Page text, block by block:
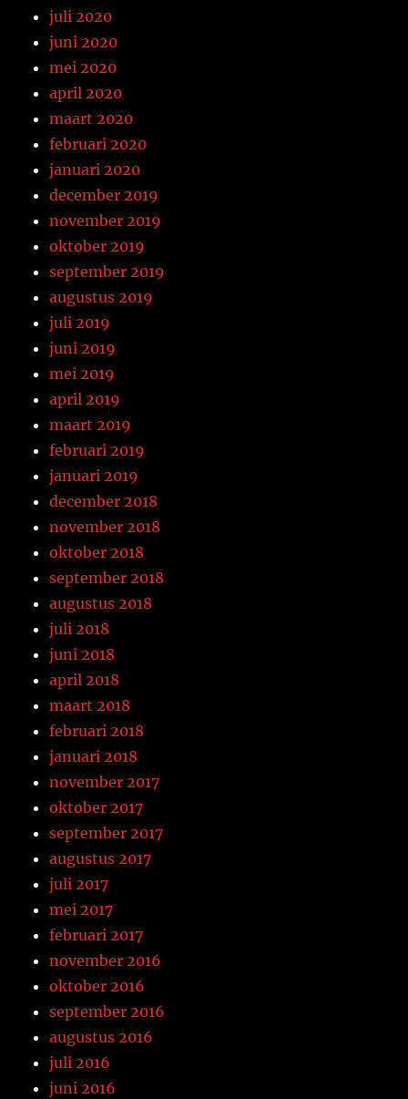
juli 2020
juni 2020
mei 2020
april 2020
maart 2020
februari 2020
januari 2020
december 2019
november 2019
oktober 2019
september 2019
augustus 2019
juli 2019
juni 2019
mei 2019
april 2019
maart 2019
februari 2019
januari 2019
december 2018
november 2018
oktober 2018
september 2018
augustus 2018
juli 2018
juni 2018
april 2018
maart 2018
februari 2018
januari 2018
november 2017
oktober 2017
september 2017
augustus 2017
juli 2017
mei 2017
februari 2017
november 2016
oktober 2016
september 2016
augustus 2016
juli 2016
juni 2016